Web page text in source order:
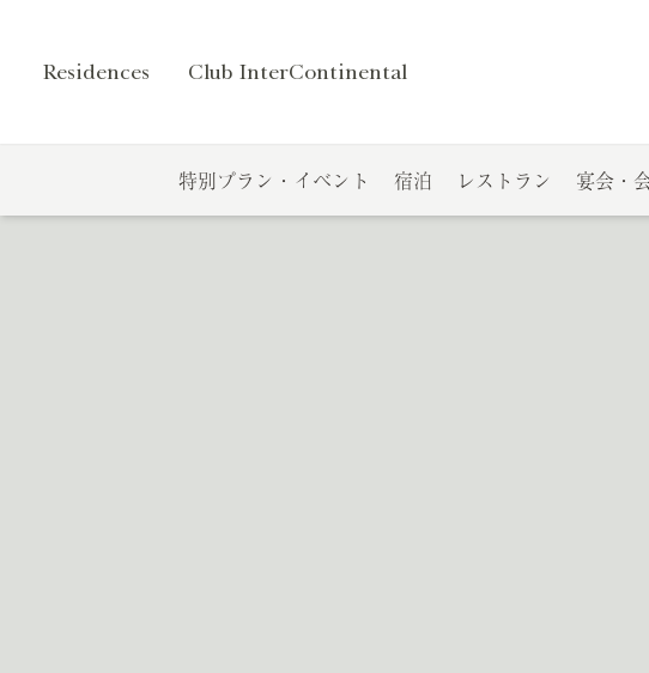
Residences Club InterContinental
特別プラン・イベント 宿泊 レストラン 宴会・